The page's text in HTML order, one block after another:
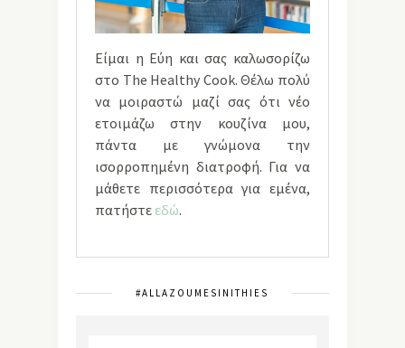
Είμαι η Εύη και σας καλωσορίζω
στο The Healthy Cook. Θέλω πολύ
να μοιραστώ μαζί σας ότι νέο
ετοιμάζω στην κουζίνα μου,
πάντα με γνώμονα την
ισορροπημένη διατροφή. Για να
μάθετε περισσότερα για εμένα,
πατήστε εδώ.
#ALLAZOUMESINITHIES